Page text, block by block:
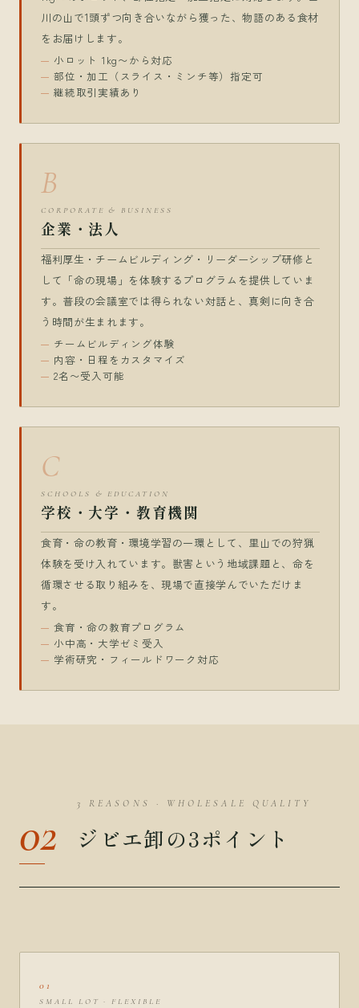
川の山で1頭ずつ向き合いながら獲った、物語のある食材
をお届けします。
小ロット 1kg〜から対応
部位・加工（スライス・ミンチ等）指定可
継続取引実績あり
B
CORPORATE & BUSINESS
企業・法人
福利厚生・チームビルディング・リーダーシップ研修と
して「命の現場」を体験するプログラムを提供していま
す。普段の会議室では得られない対話と、真剣に向き合
う時間が生まれます。
チームビルディング体験
内容・日程をカスタマイズ
2名〜受入可能
C
SCHOOLS & EDUCATION
学校・大学・教育機関
食育・命の教育・環境学習の一環として、里山での狩猟
体験を受け入れています。獣害という地域課題と、命を
循環させる取り組みを、現場で直接学んでいただけま
す。
食育・命の教育プログラム
小中高・大学ゼミ受入
学術研究・フィールドワーク対応
02
3 REASONS · WHOLESALE QUALITY
ジビエ卸の3ポイント
01
SMALL LOT · FLEXIBLE